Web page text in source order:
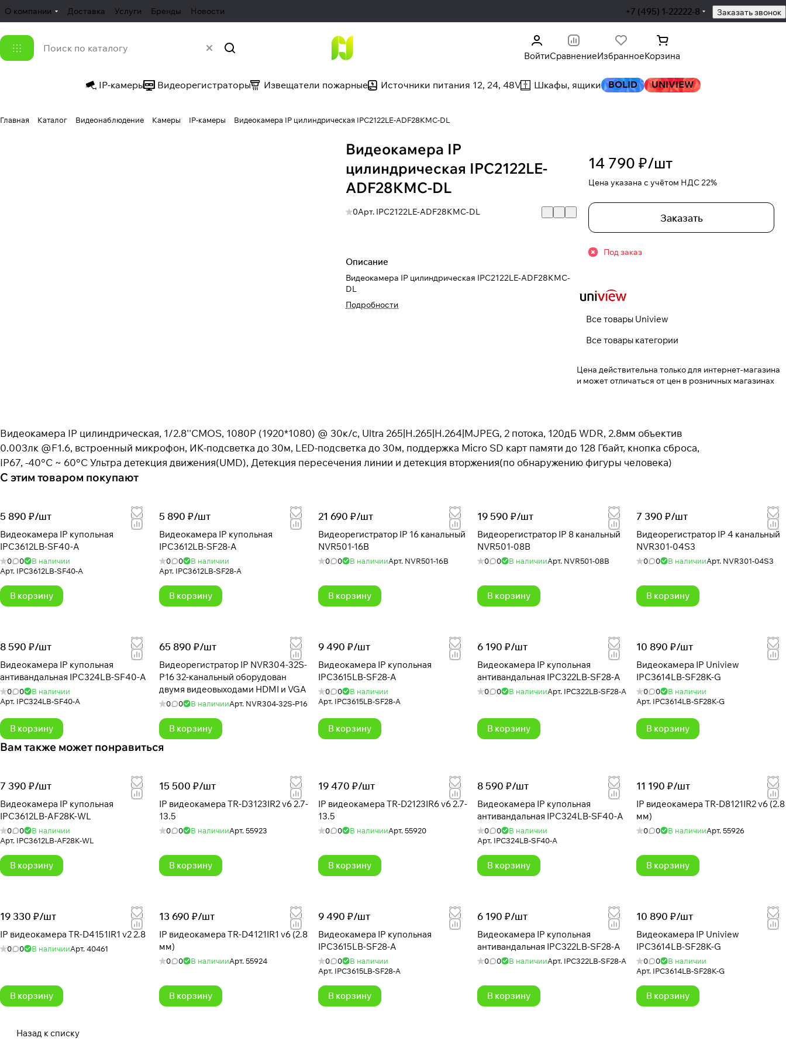
О компании Доставка Услуги Бренды Новости +7 (495) 1-22222-8 Заказать звонок
ВойтиСравнениеИзбранноеКорзина
IP-камеры Видеорегистраторы Извещатели пожарные Источники питания 12, 24, 48V Шкафы, ящики BOLID UNIVIEW
Главная Каталог Видеонаблюдение Камеры IP-камеры Видеокамера IP цилиндрическая IPC2122LE-ADF28KMC-DL
Видеокамера IP
цилиндрическая IPC2122LE-
ADF28KMC-DL
0Арт. IPC2122LE-ADF28KMC-DL
Описание
Видеокамера IP цилиндрическая IPC2122LE-ADF28KMC-
DL
Подробности
14 790 ₽/шт
Цена указана с учётом НДС 22%
Заказать
Под заказ
Все товары Uniview
Все товары категории
Цена действительна только для интернет-магазина
и может отличаться от цен в розничных магазинах
Видеокамера IP цилиндрическая, 1/2.8''CMOS, 1080P (1920*1080) @ 30к/с, Ultra 265|H.265|H.264|MJPEG, 2 потока, 120дБ WDR, 2.8мм объектив
0.003лк @F1.6, встроенный микрофон, ИК-подсветка до 30м, LED-подсветка до 30м, поддержка Micro SD карт памяти до 128 Гбайт, кнопка сброса,
IP67, -40°C ~ 60°C Ультра детекция движения(UMD), Детекция пересечения линии и детекция вторжения(по обнаружению фигуры человека)
С этим товаром покупают
5 890 ₽/шт
Видеокамера IP купольная
IPC3612LB-SF40-A
0 0
В наличии
Арт. IPC3612LB-SF40-A
В корзину
5 890 ₽/шт
Видеокамера IP купольная
IPC3612LB-SF28-A
0 0
В наличии
Арт. IPC3612LB-SF28-A
В корзину
21 690 ₽/шт
Видеорегистратор IP 16 канальный
NVR501-16B
0 0 В наличииАрт. NVR501-16B
В корзину
19 590 ₽/шт
Видеорегистратор IP 8 канальный
NVR501-08B
0 0 В наличииАрт. NVR501-08B
В корзину
7 390 ₽/шт
Видеорегистратор IP 4 канальный
NVR301-04S3
0 0 В наличииАрт. NVR301-04S3
В корзину
8 590 ₽/шт
Видеокамера IP купольная
антивандальная IPC324LB-SF40-A
0 0
В наличии
Арт. IPC324LB-SF40-A
В корзину
65 890 ₽/шт
Видеорегистратор IP NVR304-32S-
P16 32-канальный оборудован
двумя видеовыходами HDMI и VGA
0 0 В наличииАрт. NVR304-32S-P16
В корзину
9 490 ₽/шт
Видеокамера IP купольная
IPC3615LB-SF28-A
0 0
В наличии
Арт. IPC3615LB-SF28-A
В корзину
6 190 ₽/шт
Видеокамера IP купольная
антивандальная IPC322LB-SF28-A
0 0 В наличииАрт. IPC322LB-SF28-A
В корзину
10 890 ₽/шт
Видеокамера IP Uniview
IPC3614LB-SF28K-G
0 0
В наличии
Арт. IPC3614LB-SF28K-G
В корзину
Вам также может понравиться
7 390 ₽/шт
Видеокамера IP купольная
IPC3612LB-AF28K-WL
0 0
В наличии
Арт. IPC3612LB-AF28K-WL
В корзину
15 500 ₽/шт
IP видеокамера TR-D3123IR2 v6 2.7-
13.5
0 0 В наличииАрт.55923
В корзину
19 470 ₽/шт
IP видеокамера TR-D2123IR6 v6 2.7-
13.5
0 0 В наличииАрт.55920
В корзину
8 590 ₽/шт
Видеокамера IP купольная
антивандальная IPC324LB-SF40-A
0 0
В наличии
Арт. IPC324LB-SF40-A
В корзину
11 190 ₽/шт
IP видеокамера TR-D8121IR2 v6 (2.8
мм)
0 0 В наличииАрт.55926
В корзину
19 330 ₽/шт
IP видеокамера TR-D4151IR1 v2 2.8
0 0 В наличииАрт.40461
В корзину
13 690 ₽/шт
IP видеокамера TR-D4121IR1 v6 (2.8
мм)
0 0 В наличииАрт.55924
В корзину
9 490 ₽/шт
Видеокамера IP купольная
IPC3615LB-SF28-A
0 0
В наличии
Арт. IPC3615LB-SF28-A
В корзину
6 190 ₽/шт
Видеокамера IP купольная
антивандальная IPC322LB-SF28-A
0 0 В наличииАрт. IPC322LB-SF28-A
В корзину
10 890 ₽/шт
Видеокамера IP Uniview
IPC3614LB-SF28K-G
0 0
В наличии
Арт. IPC3614LB-SF28K-G
В корзину
Назад к списку